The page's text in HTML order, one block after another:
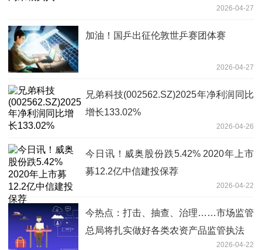
2026-04-27
加油！国乒出征伦敦世乒赛团体赛
2026-04-27
兄弟科技(002562.SZ)2025年净利润同比
增长133.02%
2026-04-26
今日讯！威奥股份跌5.42% 2020年上市
募12.2亿中信建投保荐
2026-04-22
今热点：打击、抽查、治理……市场监管
总局将扎实做好各类农资产品监管执法
2026-04-22